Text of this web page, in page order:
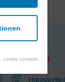
Notfall
cookie consent